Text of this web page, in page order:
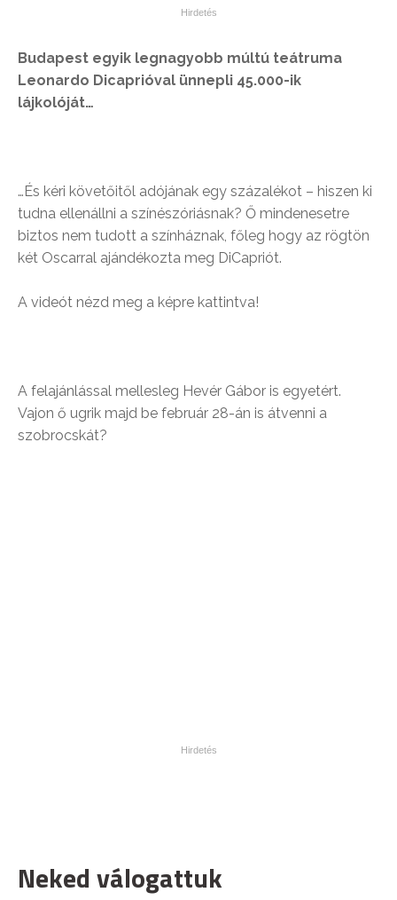
Budapest egyik legnagyobb múltú teátruma
Leonardo Dicaprióval ünnepli 45.000-ik
lájkolóját…
…És kéri követőitől adójának egy százalékot – hiszen ki
tudna ellenállni a színészóriásnak? Ő mindenesetre
biztos nem tudott a színháznak, főleg hogy az rögtön
két Oscarral ajándékozta meg DiCapriót.
A videót nézd meg a képre kattintva!
A felajánlással mellesleg Hevér Gábor is egyetért.
Vajon ő ugrik majd be február 28-án is átvenni a
szobrocskát?
Neked válogattuk